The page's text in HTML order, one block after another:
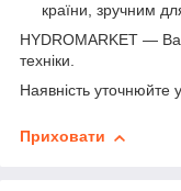
країни, зручним
HYDROMARKET —
техніки.
Наявність уточнюйте
Приховати